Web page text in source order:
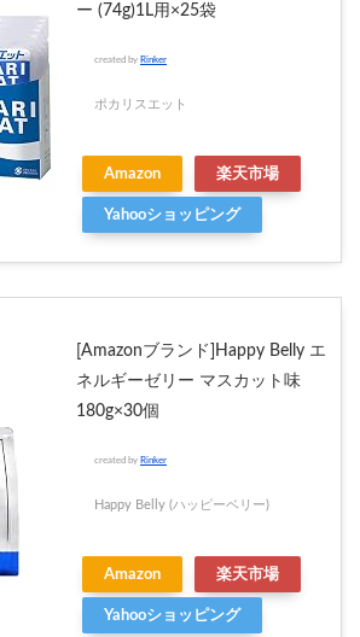
ー (74g)1L用×25袋
created by Rinker
ポカリスエット
Amazon 楽天市場
Yahooショッピング
[Amazonブランド]Happy Belly エ
ネルギーゼリー マスカット味
180g×30個
created by Rinker
Happy Belly (ハッピーベリー)
Amazon 楽天市場
Yahooショッピング